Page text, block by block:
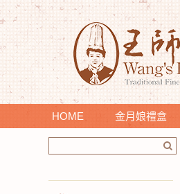
HOME 金月娘禮盒